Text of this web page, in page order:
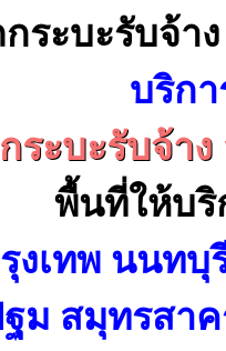
ระบะรับจ้า
บริก
ระบะรับจ้า
พื้นที่ให้บริ
งเทพ นนทบุ
ม สมุทรสา